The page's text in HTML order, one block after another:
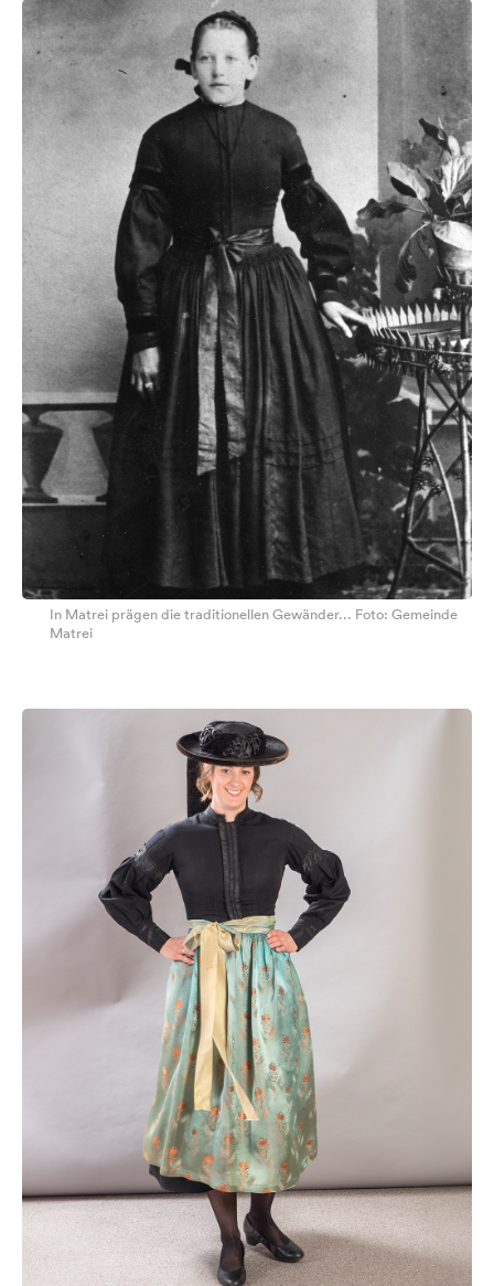
In Matrei prägen die traditionellen Gewänder... Foto: Gemeinde
Matrei